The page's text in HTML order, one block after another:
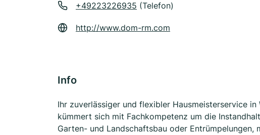
+49223226935 (Telefon)
http://www.dom-rm.com
Info
Ihr zuverlässiger und flexibler Hausmeisterservice in
kümmert sich mit Fachkompetenz um die
Garten- und Landschaftsbau oder